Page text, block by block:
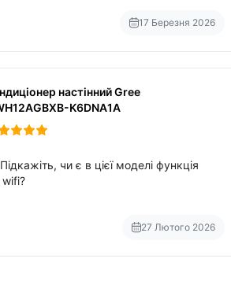
17 Березня 2026
настінний Gree
K6DNA1A
чи є в цієї моделі функція
wifi?
27 Лютого 2026